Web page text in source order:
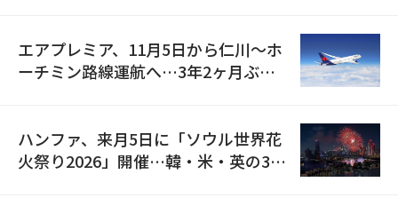
エアプレミア、11月5日から仁川〜ホ
ーチミン路線運航へ…3年2ヶ月ぶり
ハンファ、来月5日に「ソウル世界花
火祭り2026」開催…韓・米・英の3カ